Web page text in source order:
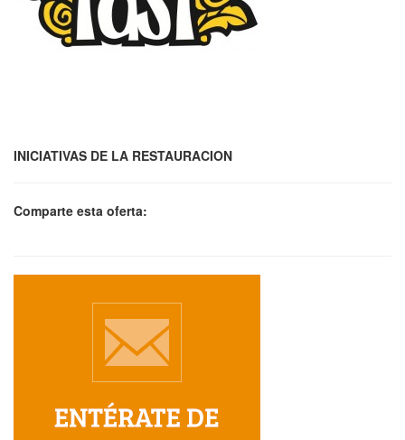
INICIATIVAS DE LA RESTAURACION
Comparte esta oferta: